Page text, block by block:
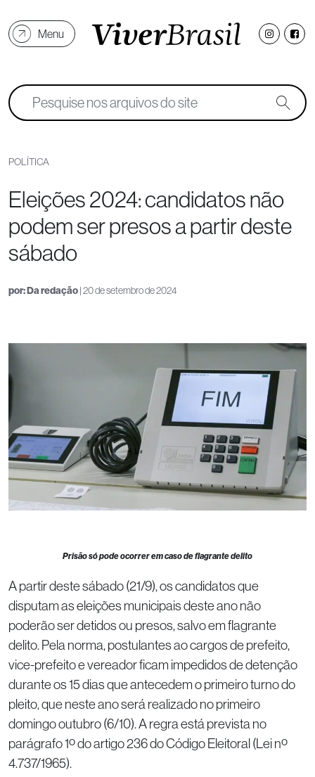
Menu
POLÍTICA
Eleições 2024: candidatos não
podem ser presos a partir deste
sábado
por:Da redação| 20 de setembro de 2024
Prisão só pode ocorrer em caso de flagrante delito
A partir deste sábado (21/9), os candidatos que
disputam as eleições municipais deste ano não
poderão ser detidos ou presos, salvo em flagrante
delito. Pela norma, postulantes ao cargos de prefeito,
vice-prefeito e vereador ficam impedidos de detenção
durante os 15 dias que antecedem o primeiro turno do
pleito, que neste ano será realizado no primeiro
domingo outubro (6/10). A regra está prevista no
parágrafo 1º do artigo 236 do Código Eleitoral (Lei nº
4.737/1965).